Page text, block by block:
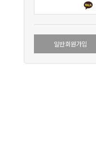
일반회원가입